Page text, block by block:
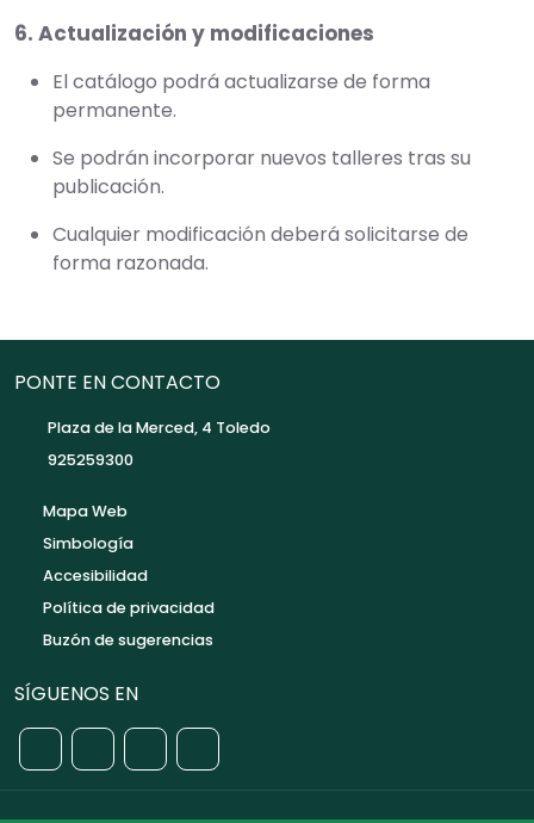
6. Actualización y modificaciones
El catálogo podrá actualizarse de forma
permanente.
Se podrán incorporar nuevos talleres tras su
publicación.
Cualquier modificación deberá solicitarse de
forma razonada.
PONTE EN CONTACTO
Plaza de la Merced, 4 Toledo
925259300
Mapa Web
Simbología
Accesibilidad
Política de privacidad
Buzón de sugerencias
SÍGUENOS EN